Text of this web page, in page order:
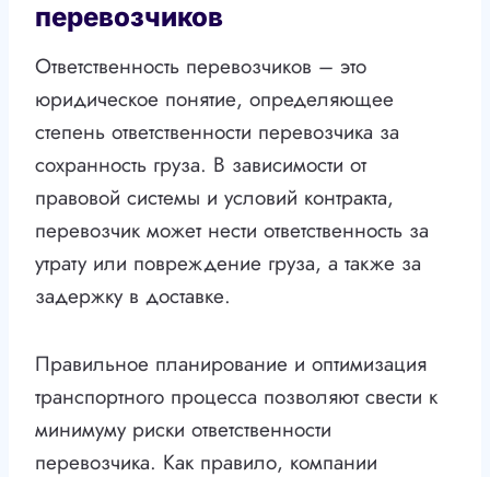
перевозчиков
Ответственность перевозчиков – это
юридическое понятие, определяющее
степень ответственности перевозчика за
сохранность груза. В зависимости от
правовой системы и условий контракта,
перевозчик может нести ответственность за
утрату или повреждение груза, а также за
задержку в доставке.
Правильное планирование и оптимизация
транспортного процесса позволяют свести к
минимуму риски ответственности
перевозчика. Как правило, компании